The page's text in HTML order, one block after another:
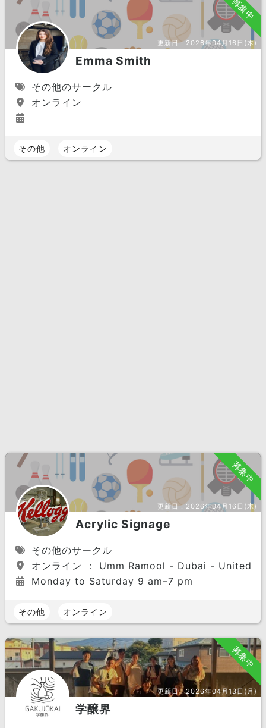
募集中
更新日： 2026年04月16日(木)
Emma Smith
その他のサークル
オンライン
その他 オンライン
募集中
更新日： 2026年04月16日(木)
Acrylic Signage
その他のサークル
オンライン ： Umm Ramool - Dubai - United
Monday to Saturday 9 am–7 pm
その他 オンライン
募集中
更新日：2026年04月13日(月)
学醸界